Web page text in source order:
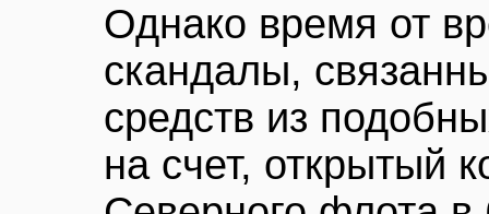
Однако время от
скандалы,
средств из
на счет, открытый